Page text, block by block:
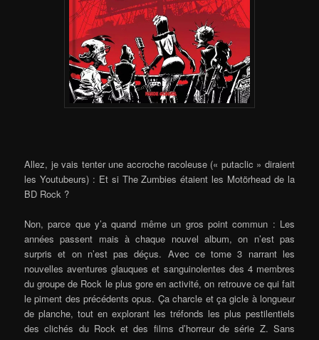
Allez, je vais tenter une accroche racoleuse (« putaclic » diraient
les Youtubeurs) : Et si The Zumbies étaient les Motörhead de la
BD Rock ?
Non, parce que y’a quand même un gros point commun : Les
années passent mais à chaque nouvel album, on n’est pas
surpris et on n’est pas déçus. Avec ce tome 3 narrant les
nouvelles aventures glauques et sanguinolentes des 4 membres
du groupe de Rock le plus gore en activité, on retrouve ce qui fait
le piment des précédents opus. Ça charcle et ça gicle à longueur
de planche, tout en explorant les tréfonds les plus pestilentiels
des clichés du Rock et des films d’horreur de série Z. Sans